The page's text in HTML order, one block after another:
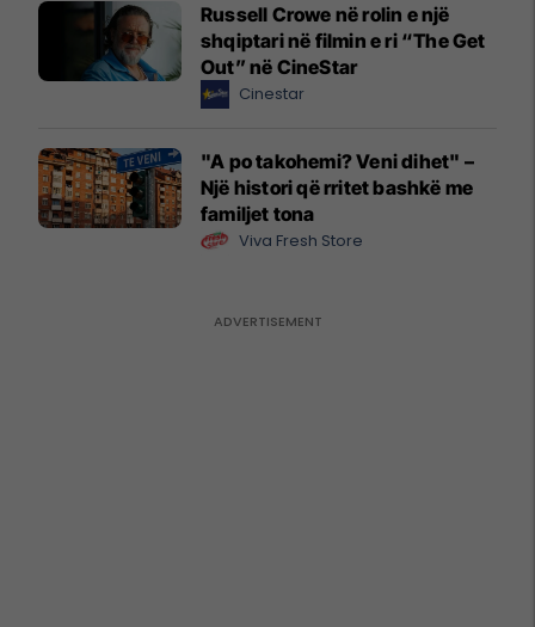
Russell Crowe në rolin e një
shqiptari në filmin e ri “The Get
Out” në CineStar
Cinestar
"A po takohemi? Veni dihet" –
Një histori që rritet bashkë me
familjet tona
Viva Fresh Store